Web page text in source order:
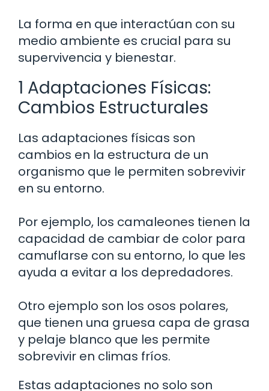
La forma en que interactúan con su
medio ambiente es crucial para su
supervivencia y bienestar.
1 Adaptaciones Físicas:
Cambios Estructurales
Las adaptaciones físicas son
cambios en la estructura de un
organismo que le permiten sobrevivir
en su entorno.
Por ejemplo, los camaleones tienen la
capacidad de cambiar de color para
camuflarse con su entorno, lo que les
ayuda a evitar a los depredadores.
Otro ejemplo son los osos polares,
que tienen una gruesa capa de grasa
y pelaje blanco que les permite
sobrevivir en climas fríos.
Estas adaptaciones no solo son